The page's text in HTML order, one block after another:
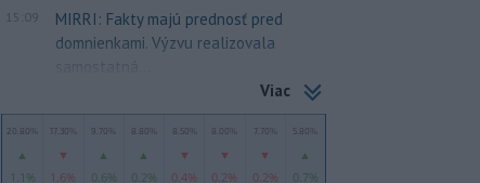
15:09
MIRRI: Fakty majú prednosť pred
domnienkami. Výzvu realizovala
samostatná...
Viac